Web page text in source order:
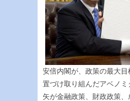
安倍内閣が、政策の最大
置づけ取り組んだアベノ
矢が金融政策、財政政策、